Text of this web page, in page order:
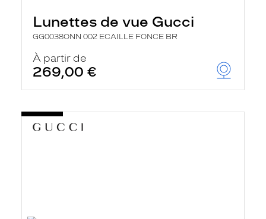
Lunettes de vue Gucci
GG0038ONN 002 ECAILLE FONCE BR
À partir de
269,00 €